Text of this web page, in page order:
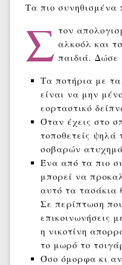
Τα πιο συνηθισμένα
Σ τον
αλκοόλ και
παιδιά. Δώσε
Τα ποτήρια με
είναι να μην
εορταστικό
Όταν έχεις στο
τοποθετείς ψηλά
σοβαρών
Ένα από τα πιο
μπορεί να
αυτό τα τασάκια
Σε περίπτωση
επικοινωνήσεις
η νικοτίνη
το μωρό το
Όσο όμορφα κι